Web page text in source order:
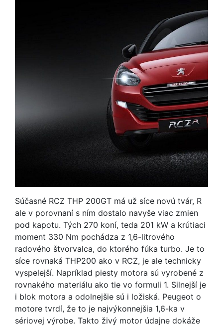
Súčasné RCZ THP 200GT má už síce novú tvár, R
ale v porovnaní s ním dostalo navyše viac zmien
pod kapotu. Tých 270 koní, teda 201 kW a krútiaci
moment 330 Nm pochádza z 1,6-litrového
radového štvorvalca, do ktorého fúka turbo. Je to
síce rovnaká THP200 ako v RCZ, je ale technicky
vyspelejší. Napríklad piesty motora sú vyrobené z
rovnakého materiálu ako tie vo formuli 1. Silnejší je
i blok motora a odolnejšie sú i ložiská. Peugeot o
motore tvrdí, že to je najvýkonnejšia 1,6-ka v
sériovej výrobe. Takto živý motor údajne dokáže